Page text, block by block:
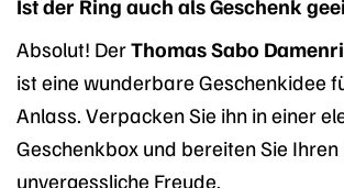
Absolut! DerThomas Sabo
ist eine wunderbare Geschenkidee
Anlass. Verpacken Sie ihn in einer
Geschenkbox und bereiten Sie
unvergessliche Freude.